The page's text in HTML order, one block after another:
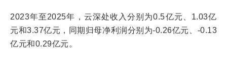
2023年至2025年，云深处收入分别为0.5亿元、1.03亿
元和3.37亿元，同期归母净利润分别为-0.26亿元、-0.13
亿元和0.29亿元。